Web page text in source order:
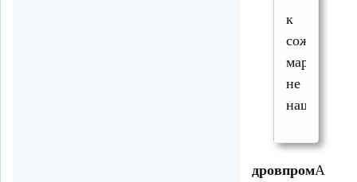
к
сожалению
маршруток
не
нашёл...
дровпромА